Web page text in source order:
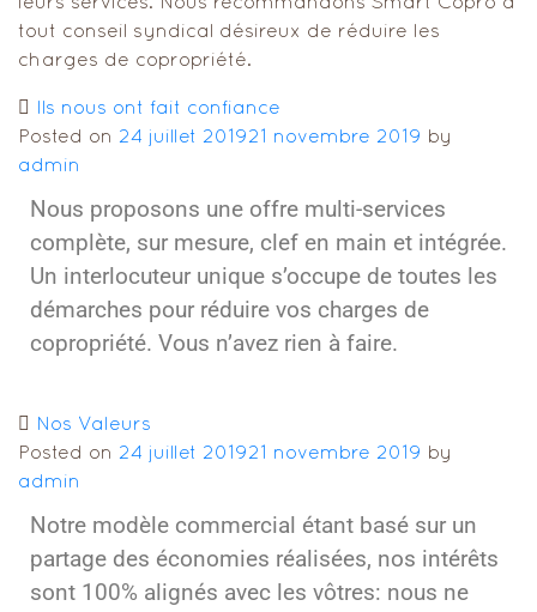
leurs services. Nous recommandons Smart Copro à
tout conseil syndical désireux de réduire les
charges de copropriété.
Ils nous ont fait confiance
Posted on 24 juillet 2019 21 novembre 2019 by
admin
Nous proposons une offre multi-services
complète, sur mesure, clef en main et intégrée.
Un interlocuteur unique s’occupe de toutes les
démarches pour réduire vos charges de
copropriété. Vous n’avez rien à faire.
Nos Valeurs
Posted on 24 juillet 2019 21 novembre 2019 by
admin
Notre modèle commercial étant basé sur un
partage des économies réalisées, nos intérêts
sont 100% alignés avec les vôtres: nous ne